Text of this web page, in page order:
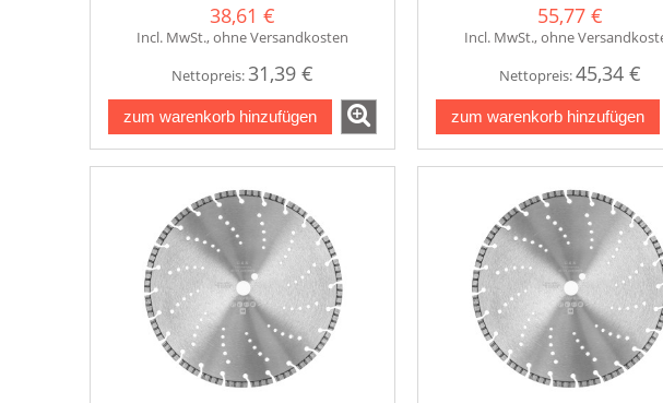
38,61 €
Incl. MwSt., ohne Versandkosten
Nettopreis:31,39 €
zum warenkorb hinzufügen
55,77 €
Incl. MwSt., ohne
Nettopreis:45,34 €
zum warenkorb hinzufügen